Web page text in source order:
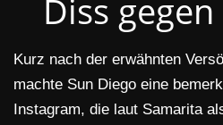
Diss
Kurz nach der erwähnten
machte Sun Diego eine
Instagram, die laut Samarita